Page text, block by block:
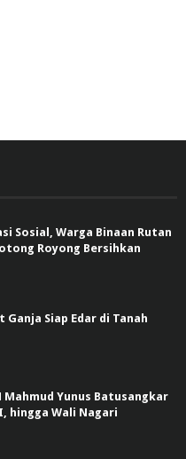
Sosial, Warga Binaan Rutan
Royong Bersihkan
Ganja Siap Edar di Tanah
Mahmud Yunus Batusangkar
hingga Wali Nagari